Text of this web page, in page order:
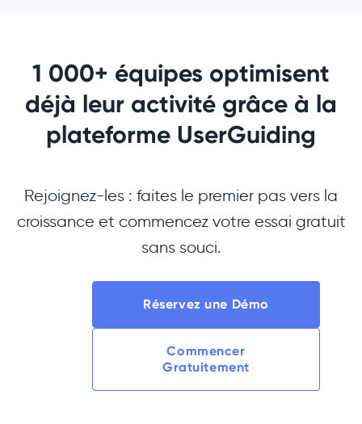
1 000+ équipes optimisent
déjà leur activité grâce à la
plateforme UserGuiding
Rejoignez-les : faites le premier pas vers la
croissance et commencez votre essai gratuit
sans souci.
Réservez une Démo
Commencer
Gratuitement